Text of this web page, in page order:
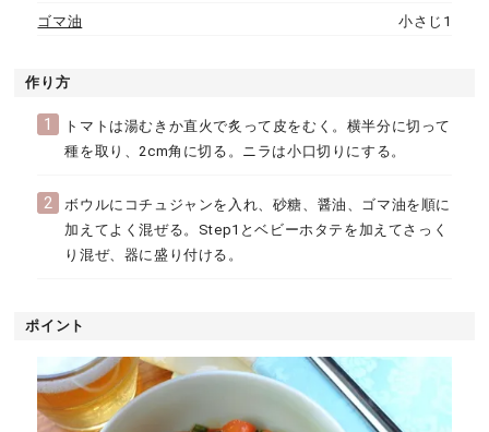
ゴマ油
小さじ1
作り方
1
トマトは湯むきか直火で炙って皮をむく。横半分に切って
種を取り、2cm角に切る。ニラは小口切りにする。
2
ボウルにコチュジャンを入れ、砂糖、醤油、ゴマ油を順に
加えてよく混ぜる。Step1とベビーホタテを加えてさっく
り混ぜ、器に盛り付ける。
ポイント